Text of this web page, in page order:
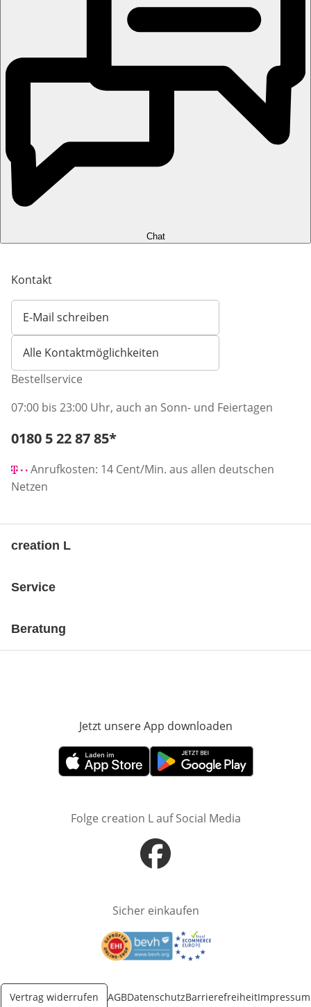
Chat
Kontakt
E-Mail schreiben
Öffnet E-Mail-Client
Alle Kontaktmöglichkeiten
Bestellservice
07:00 bis 23:00 Uhr, auch an Sonn- und Feiertagen
Telefonnummer:
0180 5 22 87 85*
Anrufkosten: 14 Cent/Min. aus allen deutschen
Netzen
creation L
Service
Beratung
Jetzt unsere App downloaden
Öffnet in neuem FensterÖffnet in neuem Fenster
Folge creation L auf Social Media
Öffnet in neuem Fenster
Sicher einkaufen
Öffnet in neuem FensterÖffnet in neuem Fenster
Vertrag widerrufen AGBDatenschutzBarrierefreiheitImpressum